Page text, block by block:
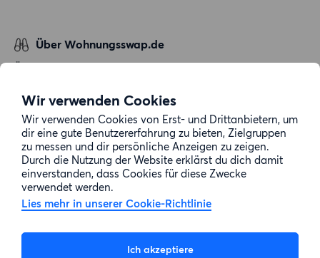
Wir verwenden Cookies
Wir verwenden Cookies von Erst- und Drittanbietern, um
dir eine gute Benutzererfahrung zu bieten, Zielgruppen
zu messen und dir persönliche Anzeigen zu zeigen.
Durch die Nutzung der Website erklärst du dich damit
einverstanden, dass Cookies für diese Zwecke
verwendet werden.
Lies mehr in unserer Cookie-Richtlinie
Ich akzeptiere
Über Wohnungsswap.de
Über uns
Datenschutz
Cookie-Richtlinie
Sitemap